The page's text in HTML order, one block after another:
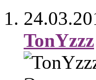
TonYzzz